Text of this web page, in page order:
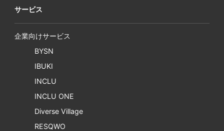
サービス
企業向けサービス
BYSN
IBUKI
INCLU
INCLU ONE
Diverse Village
RESQWO